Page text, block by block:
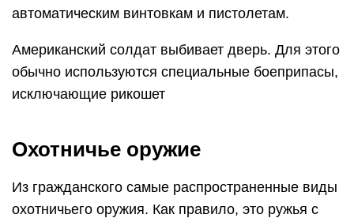
автоматическим винтовкам и пистолетам.
Американский солдат выбивает дверь. Для этого
обычно используются специальные боеприпасы,
исключающие рикошет
Охотничье оружие
Из гражданского самые распространенные виды
охотничьего оружия. Как правило, это ружья с